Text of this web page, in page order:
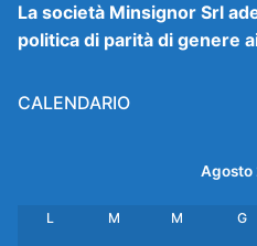
La società Minsignor Srl
politica di parità di genere
CALENDARIO
Agosto
L M M G